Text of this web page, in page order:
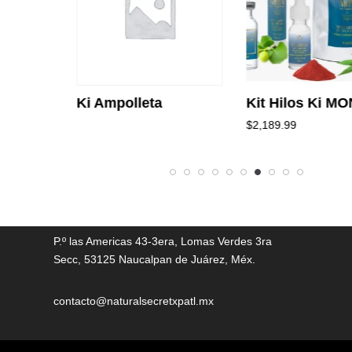
Ki Ampolleta Kit Hilos Ki
$2,189.99
P.º las Americas 43-3era, Lomas Verdes 3ra
Secc, 53125 Naucalpan de Juárez, Méx.
contacto@naturalsecretxpatl.mx